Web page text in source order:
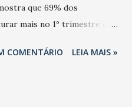
que 69% dos
mais no 1º trimestre de
ano, 56% também
COMENTÁRIO LEIA MAIS »